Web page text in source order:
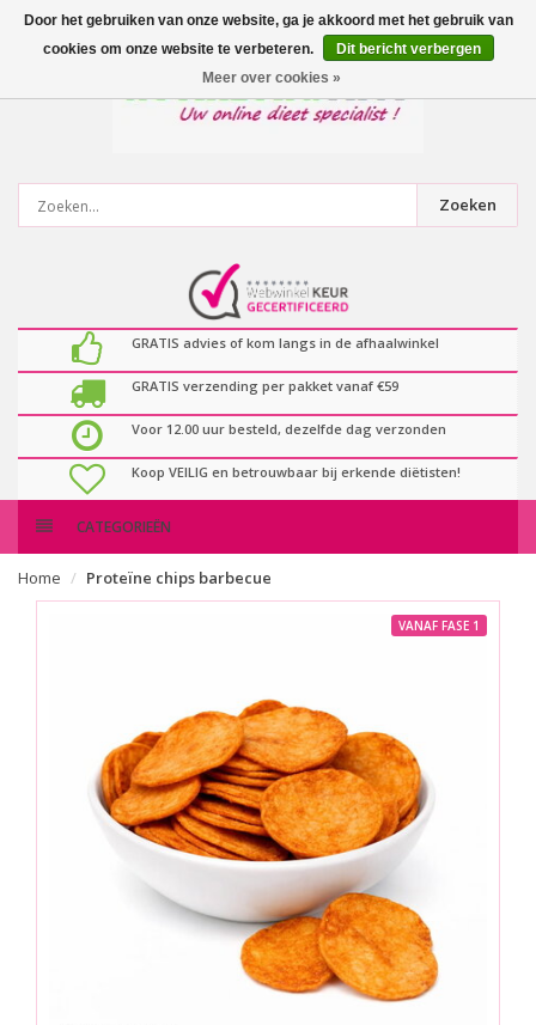
0artikelen
Zoeken
GRATIS advies of kom langs in de afhaalwinkel
GRATIS verzending per pakket vanaf €59
Voor 12.00 uur besteld, dezelfde dag verzonden
Koop VEILIG en betrouwbaar bij erkende diëtisten!
CATEGORIEËN
Home Proteïne chips barbecue
VANAF FASE 1
Door het gebruiken van onze website, ga je akkoord met het gebruik van
cookies om onze website te verbeteren.
Dit bericht verbergen
Meer over cookies »